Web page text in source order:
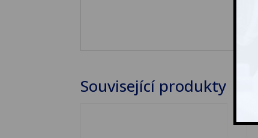
Související produkty